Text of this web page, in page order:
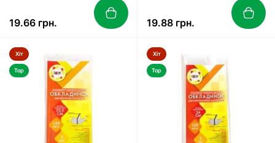
19.66 грн. 19.88 грн.
Хіт
Top
Хіт
Top